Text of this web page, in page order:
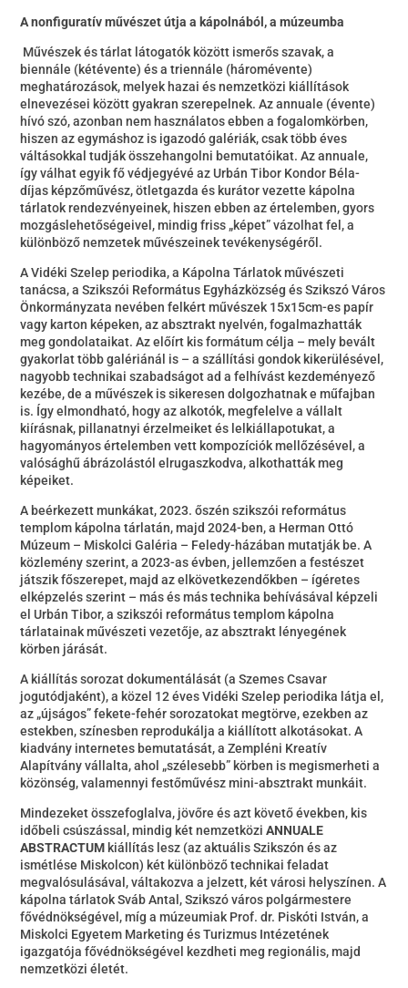
A nonfiguratív művészetútja a kápolnából, a múzeumba
Művészek és tárlat látogatók között ismerős szavak, a
biennále (kétévente) és a triennále (háromévente)
meghatározások, melyek hazai és nemzetközi kiállítások
elnevezései között gyakran szerepelnek. Az annuale (évente)
hívó szó, azonban nem használatos ebben a fogalomkörben,
hiszen az egymáshoz is igazodó galériák, csak több éves
váltásokkal tudják összehangolni bemutatóikat. Az annuale,
így válhat egyik fő védjegyévé az Urbán Tibor Kondor Béla-
díjas képzőművész, ötletgazda és kurátor vezette kápolna
tárlatok rendezvényeinek, hiszen ebben az értelemben, gyors
mozgáslehetőségeivel, mindig friss „képet” vázolhat fel, a
különböző nemzetek művészeinek tevékenységéről.
A Vidéki Szelep periodika, a Kápolna Tárlatok művészeti
tanácsa, a Szikszói Református Egyházközség és Szikszó Város
Önkormányzata nevében felkért művészek 15x15cm-es papír
vagy karton képeken, az absztrakt nyelvén, fogalmazhatták
meg gondolataikat. Az előírt kis formátum célja – mely bevált
gyakorlat több galériánál is – a szállítási gondok kikerülésével,
nagyobb technikai szabadságot ad a felhívást kezdeményező
kezébe, de a művészek is sikeresen dolgozhatnak e műfajban
is. Így elmondható, hogy az alkotók, megfelelve a vállalt
kiírásnak, pillanatnyi érzelmeiket és lelkiállapotukat, a
hagyományos értelemben vett kompozíciók mellőzésével, a
valósághű ábrázolástól elrugaszkodva, alkothatták meg
képeiket.
A beérkezett munkákat, 2023. őszén szikszói református
templom kápolna tárlatán, majd 2024-ben, a Herman Ottó
Múzeum – Miskolci Galéria – Feledy-házában mutatják be. A
közlemény szerint, a 2023-as évben, jellemzően a festészet
játszik főszerepet, majd az elkövetkezendőkben – ígéretes
elképzelés szerint – más és más technika behívásával képzeli
el Urbán Tibor, a szikszói református templom kápolna
tárlatainak művészeti vezetője, az absztrakt lényegének
körben járását.
A kiállítás sorozat dokumentálását (a Szemes Csavar
jogutódjaként), a közel 12 éves Vidéki Szelep periodika látja el,
az „újságos” fekete-fehér sorozatokat megtörve, ezekben az
estekben, színesben reprodukálja a kiállított alkotásokat. A
kiadvány internetes bemutatását, a Zempléni Kreatív
Alapítvány vállalta, ahol „szélesebb” körben is megismerheti a
közönség, valamennyi festőművész mini-absztrakt munkáit.
Mindezeket összefoglalva, jövőre és azt követő években, kis
időbeli csúszással, mindig két nemzetköziANNUALE
ABSTRACTUM kiállítás lesz (az aktuális Szikszón és az
ismétlése Miskolcon) két különböző technikai feladat
megvalósulásával, váltakozva a jelzett, két városi helyszínen. A
kápolna tárlatok Sváb Antal, Szikszó város polgármestere
fővédnökségével, míg a múzeumiak Prof. dr. Piskóti István, a
Miskolci Egyetem Marketing és Turizmus Intézetének
igazgatója fővédnökségével kezdheti meg regionális, majd
nemzetközi életét.